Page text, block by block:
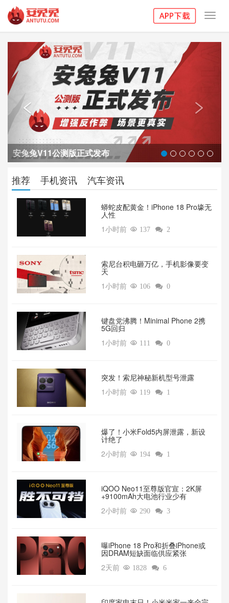
安兔兔V11公测版正式发布

Previous

推荐 手机资讯 汽车资讯
蟒蛇皮配黄金！iPhone 18 Pro壕无
人性
1小时前  137  2
索尼台积电砸万亿，手机影像要变
天‌
1小时前  106  0
键盘党沸腾！Minimal Phone 2携
5G回归‌
1小时前  111  0
突发！索尼神秘新机型号泄露‌
1小时前  119  1
爆了！小米Fold5内屏泄露，新设
计绝了‌
2小时前  194  1
iQOO Neo11至尊版官宣：2K屏
+9100mAh大电池行业少有
2小时前  290  3
曝iPhone 18 Pro和折叠iPhone或
因DRAM短缺面临供应紧张
2天前  1828  6